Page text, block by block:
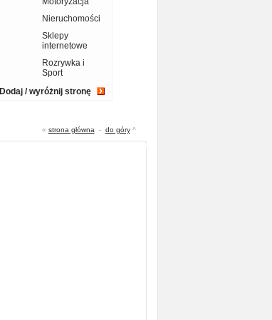
Nieruchomości
Sklepy
internetowe
Rozrywka i
Sport
Dodaj / wyróżnij stronę
« strona główna - do góry^